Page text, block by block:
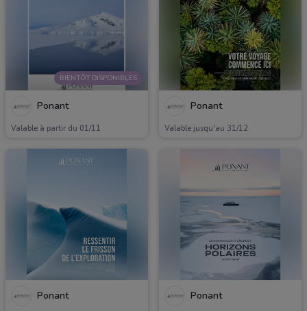
BIENTÔT DISPONIBLES
Ponant
Valable à partir du 01/11
Ponant
Valable jusqu'au 31/12
Ponant Ponant